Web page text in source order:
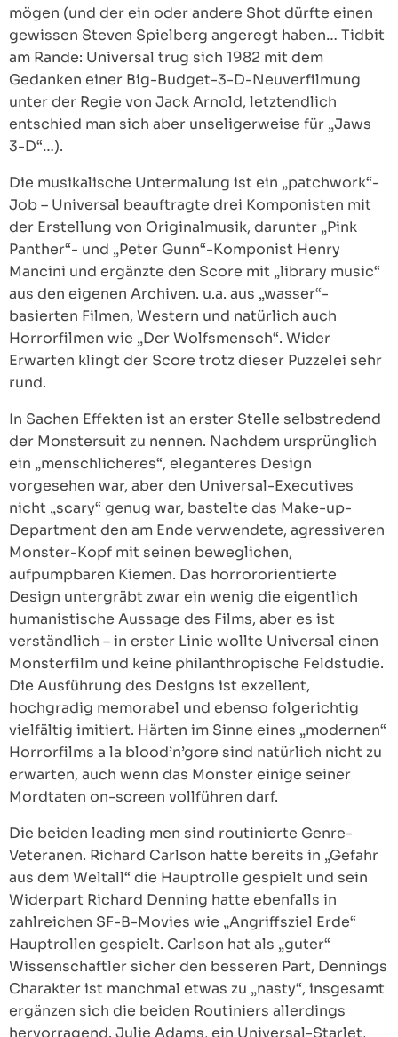
mögen (und der ein oder andere Shot dürfte einen
gewissen Steven Spielberg angeregt haben… Tidbit
am Rande: Universal trug sich 1982 mit dem
Gedanken einer Big-Budget-3-D-Neuverfilmung
unter der Regie von Jack Arnold, letztendlich
entschied man sich aber unseligerweise für „Jaws
3-D“…).
Die musikalische Untermalung ist ein „patchwork“-
Job – Universal beauftragte drei Komponisten mit
der Erstellung von Originalmusik, darunter „Pink
Panther“- und „Peter Gunn“-Komponist Henry
Mancini und ergänzte den Score mit „library music“
aus den eigenen Archiven. u.a. aus „wasser“-
basierten Filmen, Western und natürlich auch
Horrorfilmen wie „Der Wolfsmensch“. Wider
Erwarten klingt der Score trotz dieser Puzzelei sehr
rund.
In Sachen Effekten ist an erster Stelle selbstredend
der Monstersuit zu nennen. Nachdem ursprünglich
ein „menschlicheres“, eleganteres Design
vorgesehen war, aber den Universal-Executives
nicht „scary“ genug war, bastelte das Make-up-
Department den am Ende verwendete, agressiveren
Monster-Kopf mit seinen beweglichen,
aufpumpbaren Kiemen. Das horrororientierte
Design untergräbt zwar ein wenig die eigentlich
humanistische Aussage des Films, aber es ist
verständlich – in erster Linie wollte Universal einen
Monsterfilm und keine philanthropische Feldstudie.
Die Ausführung des Designs ist exzellent,
hochgradig memorabel und ebenso folgerichtig
vielfältig imitiert. Härten im Sinne eines „modernen“
Horrorfilms a la blood’n’gore sind natürlich nicht zu
erwarten, auch wenn das Monster einige seiner
Mordtaten on-screen vollführen darf.
Die beiden leading men sind routinierte Genre-
Veteranen. Richard Carlson hatte bereits in „Gefahr
aus dem Weltall“ die Hauptrolle gespielt und sein
Widerpart Richard Denning hatte ebenfalls in
zahlreichen SF-B-Movies wie „Angriffsziel Erde“
Hauptrollen gespielt. Carlson hat als „guter“
Wissenschaftler sicher den besseren Part, Dennings
Charakter ist manchmal etwas zu „nasty“, insgesamt
ergänzen sich die beiden Routiniers allerdings
hervorragend. Julie Adams, ein Universal-Starlet,